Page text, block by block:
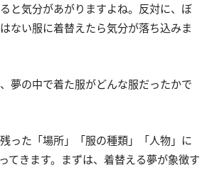
と気分があがりますよね。反対に、ぼ
ない服に着替えたら気分が落ち込みま
夢の中で着た服がどんな服だったかで
った「場所」「服の種類」「人物」に
てきます。まずは、着替える夢が象徴す